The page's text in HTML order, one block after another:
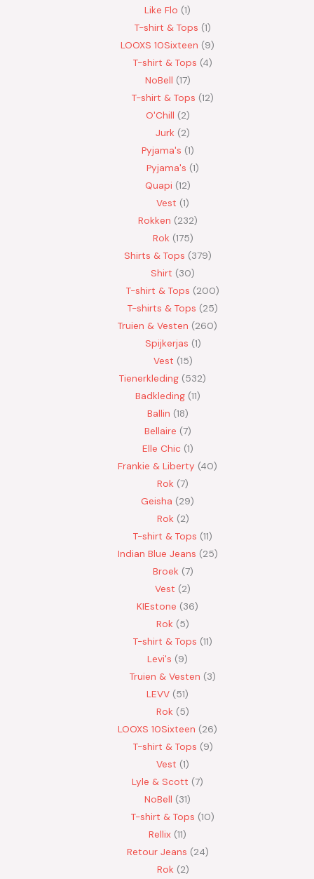
Like Flo 1
T-shirt & Tops 1
LOOXS 10Sixteen
9
T-shirt & Tops 4
NoBell 17
T-shirt & Tops 12
O'Chill 2
Jurk
2
Pyjama's 1
Pyjama's 1
Quapi 12
Vest 1
Rokken 232
Rok 175
Shirts & Tops 379
Shirt
30
T-shirt & Tops
200
T-shirts & Tops
25
Truien & Vesten
260
Spijkerjas 1
Vest 15
Tienerkleding 532
Badkleding 11
Ballin 18
Bellaire 7
Elle Chic 1
Frankie & Liberty 40
Rok 7
Geisha
29
Rok 2
T-shirt & Tops 11
Indian Blue Jeans 25
Broek 7
Vest
2
KIEstone
36
Rok
5
T-shirt & Tops 11
Levi's
9
Truien & Vesten
3
LEVV 51
Rok
5
LOOXS 10Sixteen
26
T-shirt & Tops 9
Vest 1
Lyle & Scott 7
NoBell
31
T-shirt & Tops 10
Rellix 11
Retour Jeans 24
Rok 2